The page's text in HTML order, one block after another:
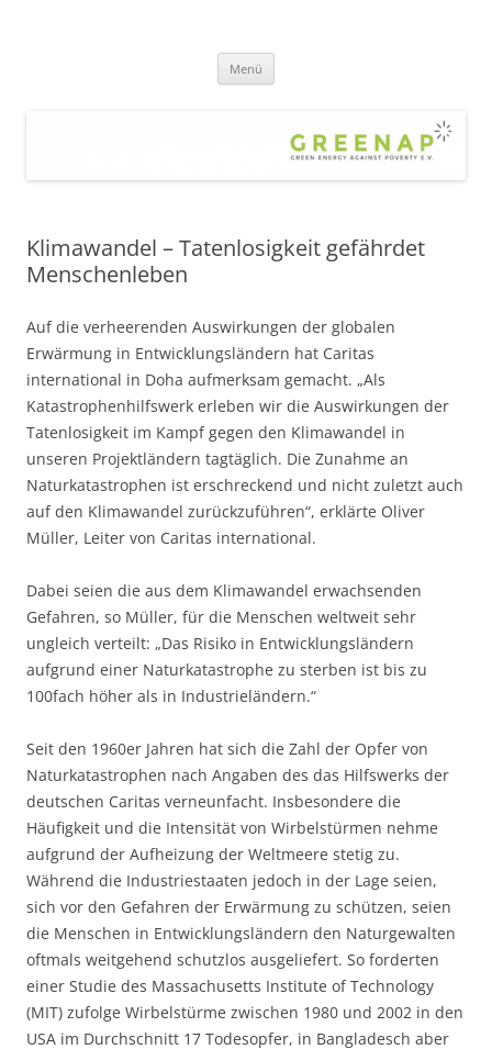
Klimawandel – für eine gerechte, nachhaltige Welt
Menü
Klimawandel – Tatenlosigkeit gefährdet
Menschenleben
Auf die verheerenden Auswirkungen der globalen
Erwärmung in Entwicklungsländern hat Caritas
international in Doha aufmerksam gemacht. „Als
Katastrophenhilfswerk erleben wir die Auswirkungen der
Tatenlosigkeit im Kampf gegen den Klimawandel in
unseren Projektländern tagtäglich. Die Zunahme an
Naturkatastrophen ist erschreckend und nicht zuletzt auch
auf den Klimawandel zurückzuführen“, erklärte Oliver
Müller, Leiter von Caritas international.
Dabei seien die aus dem Klimawandel erwachsenden
Gefahren, so Müller, für die Menschen weltweit sehr
ungleich verteilt: „Das Risiko in Entwicklungsländern
aufgrund einer Naturkatastrophe zu sterben ist bis zu
100fach höher als in Industrieländern.“
Seit den 1960er Jahren hat sich die Zahl der Opfer von
Naturkatastrophen nach Angaben des das Hilfswerks der
deutschen Caritas verneunfacht. Insbesondere die
Häufigkeit und die Intensität von Wirbelstürmen nehme
aufgrund der Aufheizung der Weltmeere stetig zu.
Während die Industriestaaten jedoch in der Lage seien,
sich vor den Gefahren der Erwärmung zu schützen, seien
die Menschen in Entwicklungsländern den Naturgewalten
oftmals weitgehend schutzlos ausgeliefert. So forderten
einer Studie des Massachusetts Institute of Technology
(MIT) zufolge Wirbelstürme zwischen 1980 und 2002 in den
USA im Durchschnitt 17 Todesopfer, in Bangladesch aber